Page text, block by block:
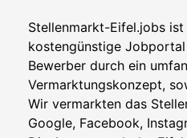
Stellenmarkt-Eifel.jobs
kostengünstige
Bewerber durch ein
Vermarktungskonzept,
Wir vermarkten das
Google, Facebook,